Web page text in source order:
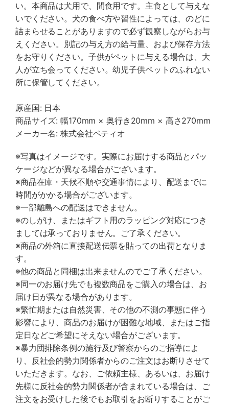
い。本商品は犬用で、間食用です。主食として与えな
いでください。犬の食べ方や習性によっては、のどに
詰まらせることがありますので必ず観察しながらお与
えください。別記の与え方の給与量、および保存方法
をお守りください。子供がペットに与える場合は、大
人が立ち会ってください。幼児子供ペットのふれない
所に保管してください。
原産国: 日本
商品サイズ: 幅170mm × 奥行き20mm × 高さ270mm
メーカー名: 株式会社ペティオ
※写真はイメージです。実際にお届けする商品とパッ
ケージなどが異なる場合がございます。
※商品在庫・天候不順や交通事情により、配送までに
時間がかかる場合がございます。
※一部離島への配送はできません。
※のしがけ、またはギフト用のラッピング対応につき
ましては承っておりません。ご了承ください。
※商品の外箱に直接配送伝票を貼っての出荷となりま
す。
※他の商品と同梱は出来ませんのでご了承ください。
※同一のお届け先でも複数商品をご購入の場合は、お
届け日が異なる場合があります。
※繁忙期または自然災害、その他の不測の事態に伴う
影響により、商品のお届けが困難な地域、またはご指
定日などご希望にそえない場合がございます。
※暴力団排除条例の施行及び警察からのご指導によ
り、反社会的勢力関係者からのご注文はお断りさせて
いただきます。なお、ご依頼主様、あるいは、お届け
先様に反社会的勢力関係者が含まれている場合は、ご
注文をお受けした後でもお取引をお断りすることがご